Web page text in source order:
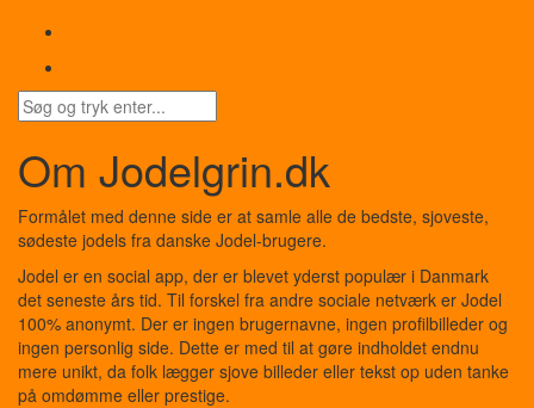
Om Jodelgrin.dk
Formålet med denne side er at samle alle de bedste, sjoveste,
sødeste jodels fra danske Jodel-brugere.
Jodel er en social app, der er blevet yderst populær i Danmark
det seneste års tid. Til forskel fra andre sociale netværk er Jodel
100% anonymt. Der er ingen brugernavne, ingen profilbilleder og
ingen personlig side. Dette er med til at gøre indholdet endnu
mere unikt, da folk lægger sjove billeder eller tekst op uden tanke
på omdømme eller prestige.